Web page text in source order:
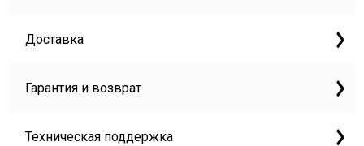
Доставка
Гарантия и возврат
Техническая поддержка